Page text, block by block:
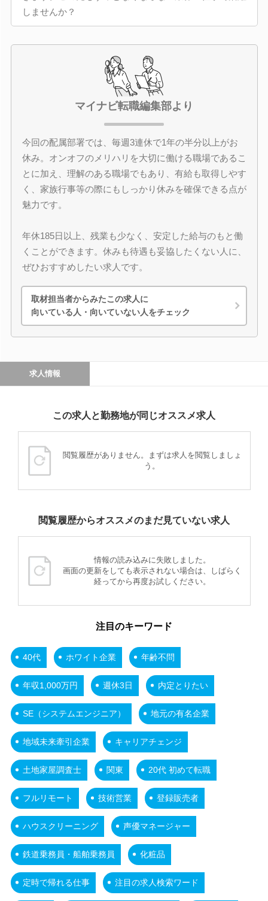
しませんか？
マイナビ転職編集部より
今回の配属部署では、毎週3連休で1年の半分以上がお
休み。オンオフのメリハリを大切に働ける職場であるこ
とに加え、理解のある職場でもあり、有給も取得しやす
く、家族行事等の際にもしっかり休みを確保できる点が
魅力です。
年休185日以上、残業も少なく、安定した給与のもと働
くことができます。休みも待遇も妥協したくない人に、
ぜひおすすめしたい求人です。
取材担当者からみたこの求人に
向いている人・向いていない人をチェック
求人情報
この求人と勤務地が同じオススメ求人
閲覧履歴がありません。まずは求人を閲覧しましょ
う。
閲覧履歴からオススメのまだ見ていない求人
情報の読み込みに失敗しました。
画面の更新をしても表示されない場合は、しばらく
経ってから再度お試しください。
注目のキーワード
40代 ホワイト企業 年齢不問
年収1,000万円 週休3日 内定とりたい
SE（システムエンジニア） 地元の有名企業
地域未来牽引企業 キャリアチェンジ
土地家屋調査士 関東 20代 初めて転職
フルリモート 技術営業 登録販売者
ハウスクリーニング 声優マネージャー
鉄道乗務員・船舶乗務員 化粧品
定時で帰れる仕事 注目の求人検索ワード